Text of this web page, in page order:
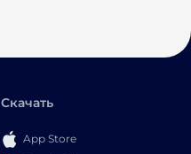
Скачать
App Store